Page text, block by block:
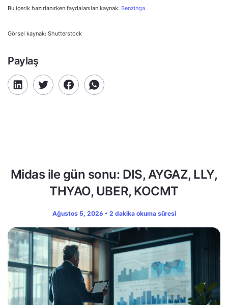
Bu içerik hazırlanırken faydalanılan kaynak: Benzinga
Görsel kaynak: Shutterstock
Paylaş
Midas ile gün sonu: DIS, AYGAZ, LLY,
THYAO, UBER, KOCMT
Ağustos 5, 2026 • 2 dakika okuma süresi